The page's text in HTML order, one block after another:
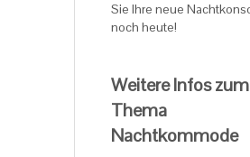
Sie Ihre neue
noch heute!
Weitere Infos zum
Thema
Nachtkommode